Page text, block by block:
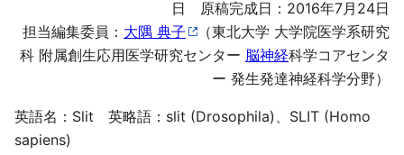
日 原稿完成日：2016年7月24日
担当編集委員： 大隅 典子
（東北大学 大学院医学系研究
科 附属創生応用医学研究センター 脳神経科学コアセンタ
ー 発生発達神経科学分野）
英語名：Slit 英略語：slit (Drosophila)、SLIT (Homo
sapiens)